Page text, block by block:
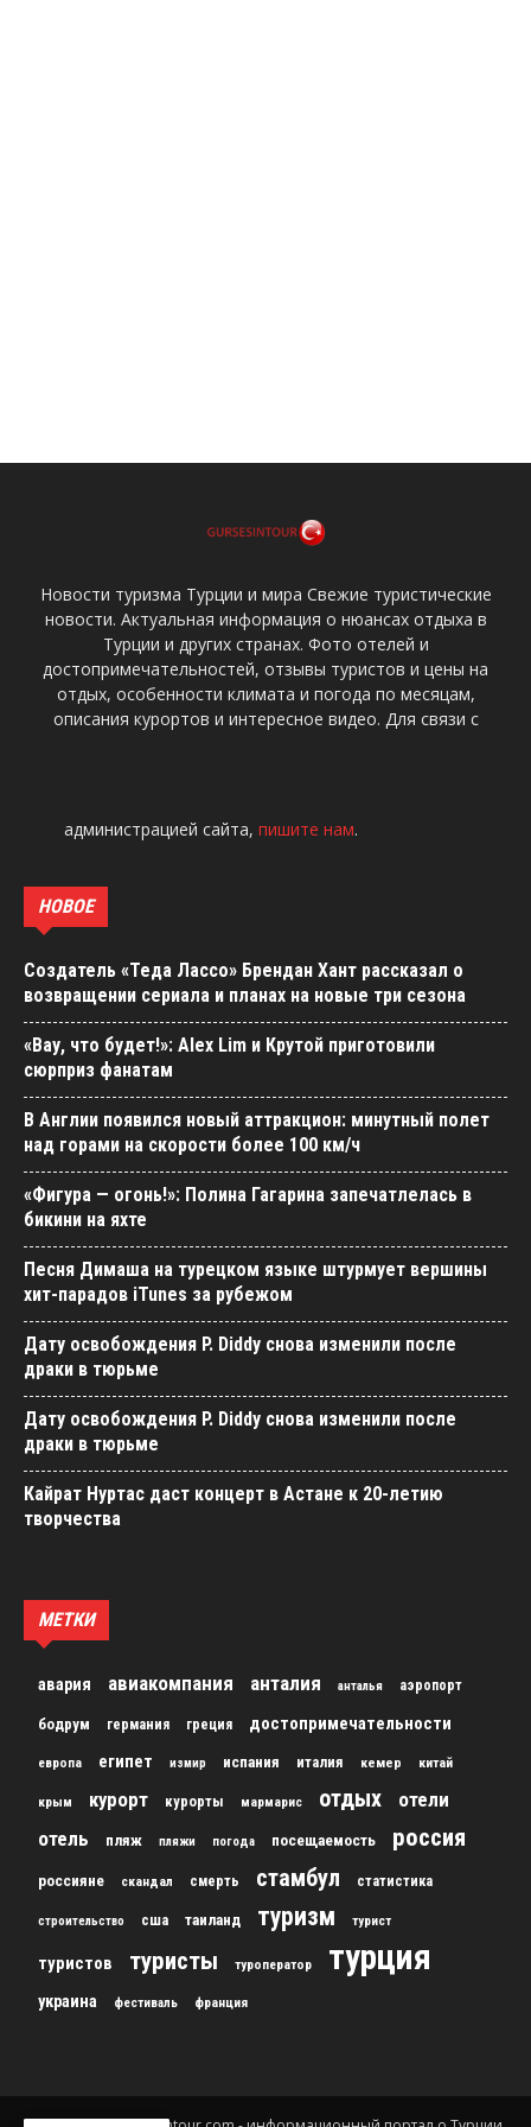
Новости туризма Турции и мира Свежие туристические
новости. Актуальная информация о нюансах отдыха в
Турции и других странах. Фото отелей и
достопримечательностей, отзывы туристов и цены на
отдых, особенности климата и погода по месяцам,
описания курортов и интересное видео. Для связи с
администрацией сайта, пишите нам.
НОВОЕ
Создатель «Теда Лассо» Брендан Хант рассказал о
возвращении сериала и планах на новые три сезона
«Вау, что будет!»: Alex Lim и Крутой приготовили
сюрприз фанатам
В Англии появился новый аттракцион: минутный полет
над горами на скорости более 100 км/ч
«Фигура — огонь!»: Полина Гагарина запечатлелась в
бикини на яхте
Песня Димаша на турецком языке штурмует вершины
хит-парадов iTunes за рубежом
Дату освобождения P. Diddy снова изменили после
драки в тюрьме
Дату освобождения P. Diddy снова изменили после
драки в тюрьме
Кайрат Нуртас даст концерт в Астане к 20-летию
творчества
МЕТКИ
авария авиакомпания анталия анталья аэропорт
бодрум германия греция достопримечательности
европа египет измир испания италия кемер китай
крым курорт курорты мармарис отдых
отели
отель
пляж пляжи погода посещаемость россия
россияне скандал смерть стамбул статистика
строительство сша таиланд туризм турист
туристов туристы туроператор турция
украина фестиваль франция